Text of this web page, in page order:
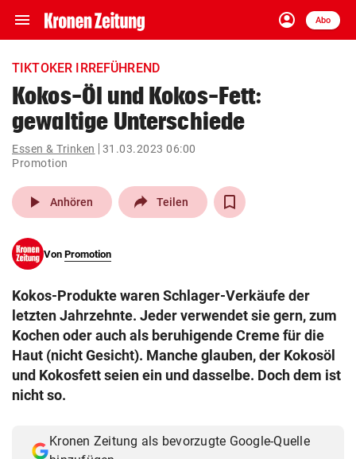
menu Navigation
ein-/ausklappen
account_circle
Anmelden
Abo
close Schließen
account_circle Anmelden
arrow_right
pin_drop
Wien
bookmark Merkliste
Suchbegriff
eingeben
© Krone Multimedia GmbH & Co KG 2026
Muthgasse 2, 1190 Wien
TIKTOKER IRREFÜHREND
Kokos-Öl und Kokos-Fett:
gewaltige Unterschiede
Essen & Trinken
31.03.2023 06:00
Promotion
play_arrow Anhören Teilen
Von Promotion
Kokos-Produkte waren Schlager-Verkäufe der
letzten Jahrzehnte. Jeder verwendet sie gern, zum
Kochen oder auch als beruhigende Creme für die
Haut (nicht Gesicht). Manche glauben, der Kokosöl
und Kokosfett seien ein und dasselbe. Doch dem ist
nicht so.
Kronen Zeitung als bevorzugte Google-Quelle